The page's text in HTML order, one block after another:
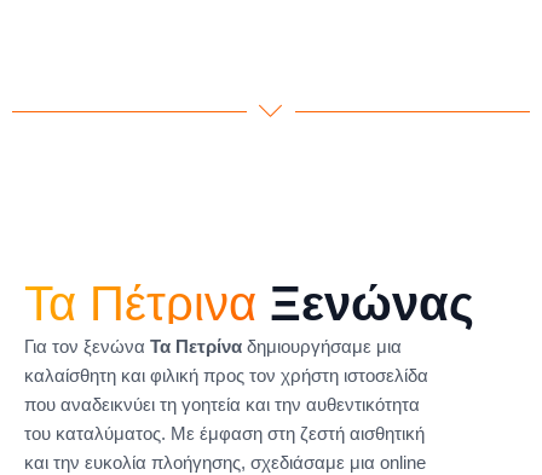
Τα Πέτρινα Ξενώνας
Για τον ξενώνα Τα Πετρίνα δημιουργήσαμε μια
καλαίσθητη και φιλική προς τον χρήστη ιστοσελίδα
που αναδεικνύει τη γοητεία και την αυθεντικότητα
του καταλύματος. Με έμφαση στη ζεστή αισθητική
και την ευκολία πλοήγησης, σχεδιάσαμε μια online